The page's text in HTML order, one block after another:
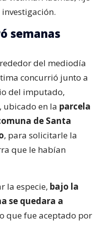
semanas
del mediodía
concurrió junto a
del imputado,
, ubicado en la parcela
de Santa
, para solicitarle la
que le habían
la especie, bajo la
se quedara a
que fue aceptado por